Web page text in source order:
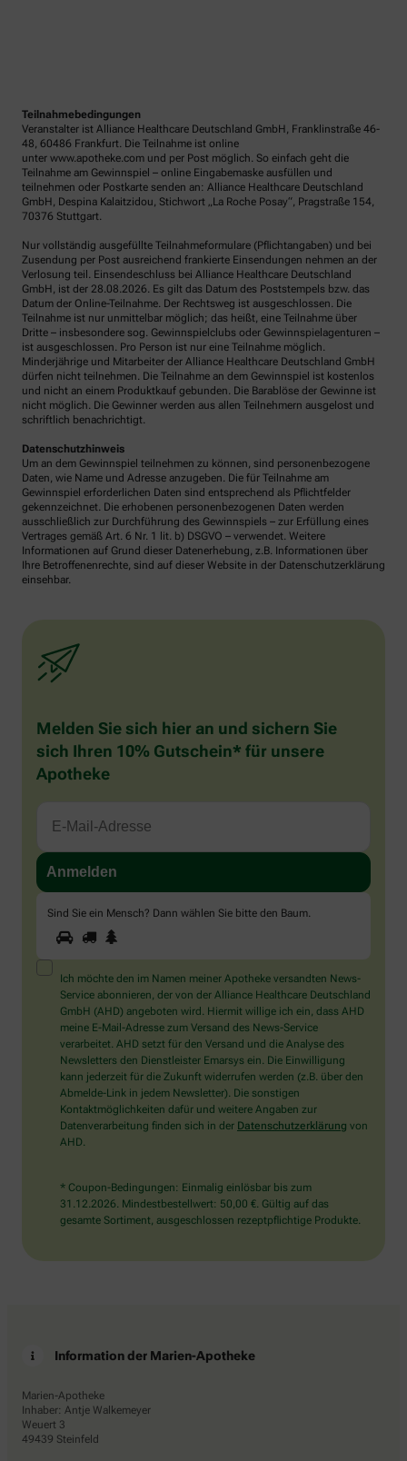
Teilnahmebedingungen
Veranstalter ist Alliance Healthcare Deutschland GmbH, Franklinstraße 46-
48, 60486 Frankfurt. Die Teilnahme ist online
unter www.apotheke.com und per Post möglich. So einfach geht die
Teilnahme am Gewinnspiel – online Eingabemaske ausfüllen und
teilnehmen oder Postkarte senden an: Alliance Healthcare Deutschland
GmbH, Despina Kalaitzidou, Stichwort „La Roche Posay“, Pragstraße 154,
70376 Stuttgart.
Nur vollständig ausgefüllte Teilnahmeformulare (Pflichtangaben) und bei
Zusendung per Post ausreichend frankierte Einsendungen nehmen an der
Verlosung teil. Einsendeschluss bei Alliance Healthcare Deutschland
GmbH, ist der 28.08.2026. Es gilt das Datum des Poststempels bzw. das
Datum der Online-Teilnahme. Der Rechtsweg ist ausgeschlossen. Die
Teilnahme ist nur unmittelbar möglich; das heißt, eine Teilnahme über
Dritte – insbesondere sog. Gewinnspielclubs oder Gewinnspielagenturen –
ist ausgeschlossen. Pro Person ist nur eine Teilnahme möglich.
Minderjährige und Mitarbeiter der Alliance Healthcare Deutschland GmbH
dürfen nicht teilnehmen. Die Teilnahme an dem Gewinnspiel ist kostenlos
und nicht an einem Produktkauf gebunden. Die Barablöse der Gewinne ist
nicht möglich. Die Gewinner werden aus allen Teilnehmern ausgelost und
schriftlich benachrichtigt.
Datenschutzhinweis
Um an dem Gewinnspiel teilnehmen zu können, sind personenbezogene
Daten, wie Name und Adresse anzugeben. Die für Teilnahme am
Gewinnspiel erforderlichen Daten sind entsprechend als Pflichtfelder
gekennzeichnet. Die erhobenen personenbezogenen Daten werden
ausschließlich zur Durchführung des Gewinnspiels – zur Erfüllung eines
Vertrages gemäß Art. 6 Nr. 1 lit. b) DSGVO – verwendet. Weitere
Informationen auf Grund dieser Datenerhebung, z.B. Informationen über
Ihre Betroffenenrechte, sind auf dieser Website in der Datenschutzerklärung
einsehbar.
Melden Sie sich hier an und sichern Sie
sich Ihren 10% Gutschein* für unsere
Apotheke
Sind Sie ein Mensch? Dann wählen Sie bitte den Baum.
Sind
Sie
ein
Mensch?
Dann
wählen
Sie
bitte
den
Baum.
1 2
Ich möchte den im Namen meiner Apotheke versandten News-
Service abonnieren, der von der Alliance Healthcare Deutschland
GmbH (AHD) angeboten wird. Hiermit willige ich ein, dass AHD
meine E-Mail-Adresse zum Versand des News-Service
verarbeitet. AHD setzt für den Versand und die Analyse des
Newsletters den Dienstleister Emarsys ein. Die Einwilligung
kann jederzeit für die Zukunft widerrufen werden (z.B. über den
Abmelde-Link in jedem Newsletter). Die sonstigen
Kontaktmöglichkeiten dafür und weitere Angaben zur
Datenverarbeitung finden sich in der Datenschutzerklärung von
AHD.
* Coupon-Bedingungen: Einmalig einlösbar bis zum
31.12.2026. Mindestbestellwert: 50,00 €. Gültig auf das
gesamte Sortiment, ausgeschlossen rezeptpflichtige Produkte.
Information der Marien-Apotheke
Marien-Apotheke
Inhaber: Antje Walkemeyer
Weuert 3
49439 Steinfeld